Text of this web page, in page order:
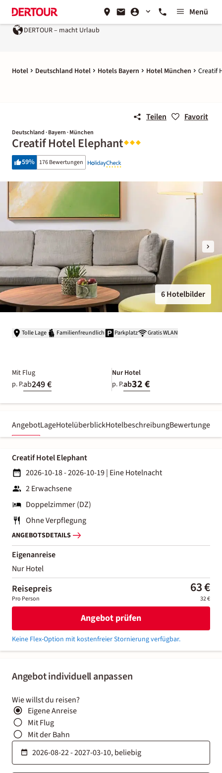
Menü
DERTOUR – macht Urlaub
Hotel Deutschland Hotel Hotels Bayern Hotel München Creatif
Teilen Favorit
Deutschland · Bayern · München
Creatif Hotel Elephant
59% 176 Bewertungen
6 Hotelbilder
Tolle Lage Familienfreundlich Parkplatz Gratis WLAN
Mit Flug
p. P.ab249 €
Nur Hotel
p. P.ab32 €
AngebotLageHotelüberblickHotelbeschreibungBewertungen
Angebot individuell anpassen
Wie willst du reisen?
Eigene Anreise
Mit Flug
Mit der Bahn
Creatif Hotel Elephant
2026-10-18 - 2026-10-19| Eine Hotelnacht
2 Erwachsene
Doppelzimmer (DZ)
Ohne Verpflegung
ANGEBOTSDETAILS
Eigenanreise
Nur Hotel
Reisepreis 63 €
Pro Person 32 €
Angebot prüfen
Keine Flex-Option mit kostenfreier Stornierung verfügbar.